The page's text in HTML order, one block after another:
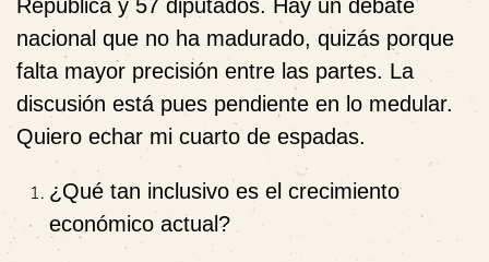
República y 57 diputados. Hay un debate
nacional que no ha madurado, quizás porque
falta mayor precisión entre las partes. La
discusión está pues pendiente en lo medular.
Quiero echar mi cuarto de espadas.
¿Qué tan inclusivo es el crecimiento
económico actual?